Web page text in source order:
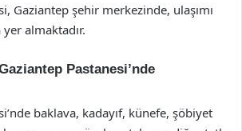
Gaziantep şehir merkezinde, ulaşımı
almaktadır.
Pastanesi’nde
baklava, kadayıf, künefe, şöbiyet